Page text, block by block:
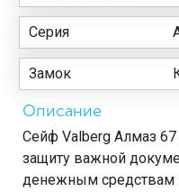
Серия
Замок
Описание
Сейф Valberg Алмаз
защиту важной
денежным средствам